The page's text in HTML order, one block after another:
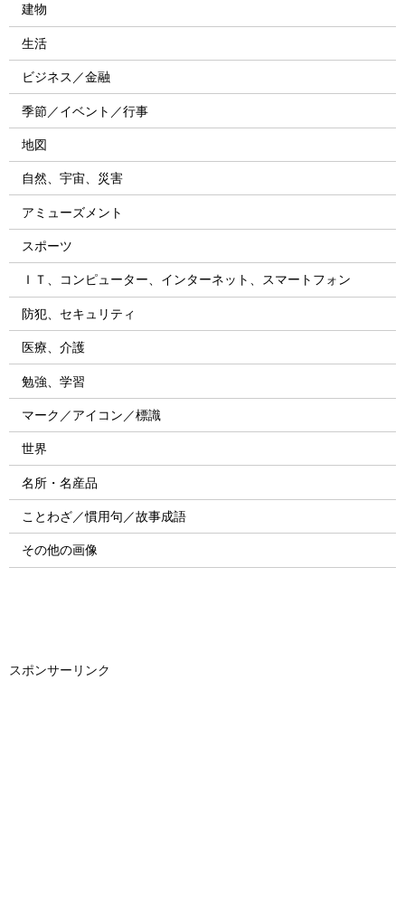
建物
生活
ビジネス／金融
季節／イベント／行事
地図
自然、宇宙、災害
アミューズメント
スポーツ
ＩＴ、コンピューター、インターネット、スマートフォン
防犯、セキュリティ
医療、介護
勉強、学習
マーク／アイコン／標識
世界
名所・名産品
ことわざ／慣用句／故事成語
その他の画像
スポンサーリンク